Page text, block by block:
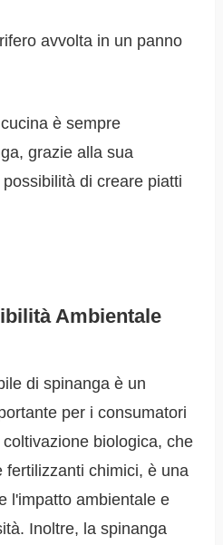
avvolta in un panno
è sempre
grazie alla sua
di creare piatti
Ambientale
di spinanga è un
per i consumatori
biologica, che
fertilizzanti chimici, è una
l'impatto ambientale e
Inoltre, la spinanga